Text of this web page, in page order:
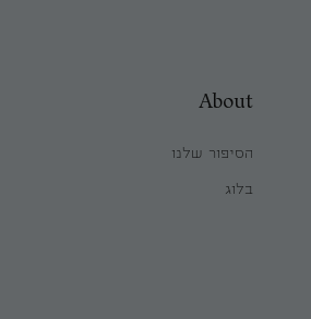
About
הסיפור שלנו
בלוג